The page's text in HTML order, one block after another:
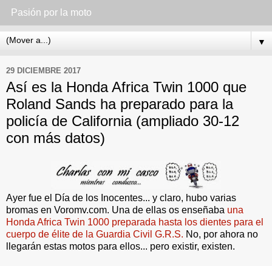
Pasión por la moto
▼
29 DICIEMBRE 2017
Así es la Honda Africa Twin 1000 que
Roland Sands ha preparado para la
policía de California (ampliado 30-12
con más datos)
Ayer fue el Día de los Inocentes... y claro, hubo varias
bromas en Voromv.com. Una de ellas os enseñaba una
Honda Africa Twin 1000 preparada hasta los dientes para el
cuerpo de élite de la Guardia Civil G.R.S. No, por ahora no
llegarán estas motos para ellos... pero existir, existen.